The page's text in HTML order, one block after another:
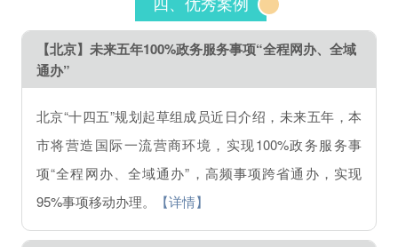
四、优秀案例
【北京】 未来五年100%政务服务事项“全程网办、全域
通办”
北京“十四五”规划起草组成员近日介绍，未来五年，本
市将营造国际一流营商环境，实现100%政务服务事
项“全程网办、全域通办”，高频事项跨省通办，实现
95%事项移动办理。
【详情】